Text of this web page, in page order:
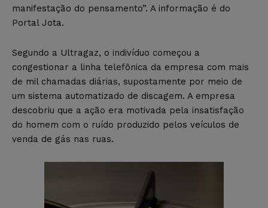
manifestação do pensamento”. A informação é do
Portal Jota.
Segundo a Ultragaz, o indivíduo começou a
congestionar a linha telefônica da empresa com mais
de mil chamadas diárias, supostamente por meio de
um sistema automatizado de discagem. A empresa
descobriu que a ação era motivada pela insatisfação
do homem com o ruído produzido pelos veículos de
venda de gás nas ruas.